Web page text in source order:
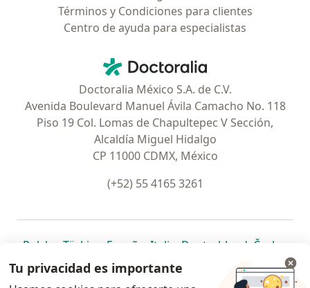
Términos y Condiciones para clientes
Centro de ayuda para especialistas
Doctoralia - Página de inicio
Doctoralia México S.A. de C.V.
Avenida Boulevard Manuel Ávila Camacho No. 118
Piso 19 Col. Lomas de Chapultepec V Sección,
Alcaldía Miguel Hidalgo
CP 11000 CDMX, México
(+52) 55 4165 3261
Polska se abre en una nueva pestaña
Türkiye se abre en una nueva pestaña
España se abre en una nueva pestaña
Italia se abre en una nueva
Deutschlandse abre en
Česko
Portugal
se abre en una nueva pestaña
México se abre en una nueva pestaña
Chile se abre en una nueva pestaña
Brasil se abre en una nueva
se abre en
se
se abre en una nueva
Tu privacidad es importante